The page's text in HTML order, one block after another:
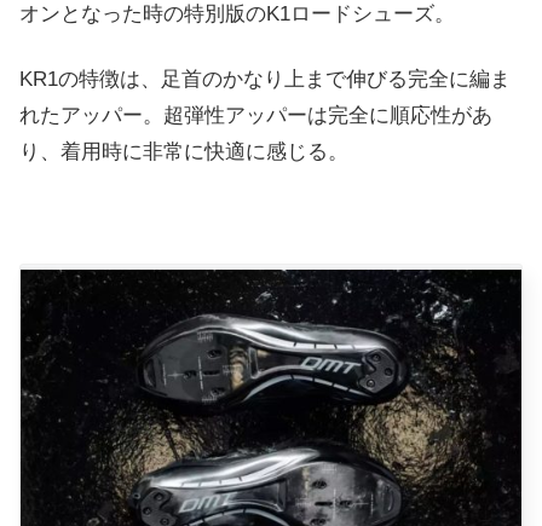
オンとなった時の特別版のK1ロードシューズ。
KR1の特徴は、足首のかなり上まで伸びる完全に編ま
れたアッパー。超弾性アッパーは完全に順応性があ
り、着用時に非常に快適に感じる。